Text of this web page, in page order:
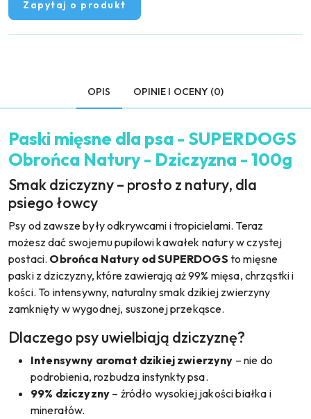
Zapytaj o produkt
OPIS OPINIE I OCENY (0)
Paski mięsne dla psa - SUPERDOGS
Obrońca Natury - Dziczyzna - 100g
Smak dziczyzny – prosto z natury, dla
psiego łowcy
Psy od zawsze były odkrywcami i tropicielami. Teraz
możesz dać swojemu pupilowi kawałek natury w czystej
postaci. Obrońca Natury od SUPERDOGS to mięsne
paski z dziczyzny, które zawierają aż 99% mięsa, chrząstki i
kości. To intensywny, naturalny smak dzikiej zwierzyny
zamknięty w wygodnej, suszonej przekąsce.
Dlaczego psy uwielbiają dziczyznę?
Intensywny aromat dzikiej zwierzyny – nie do
podrobienia, rozbudza instynkty psa.
99% dziczyzny – źródło wysokiej jakości białka i
minerałów.